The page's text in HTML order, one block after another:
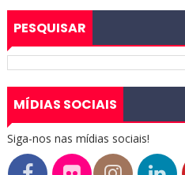
PESQUISAR
MÍDIAS SOCIAIS
Siga-nos nas mídias sociais!